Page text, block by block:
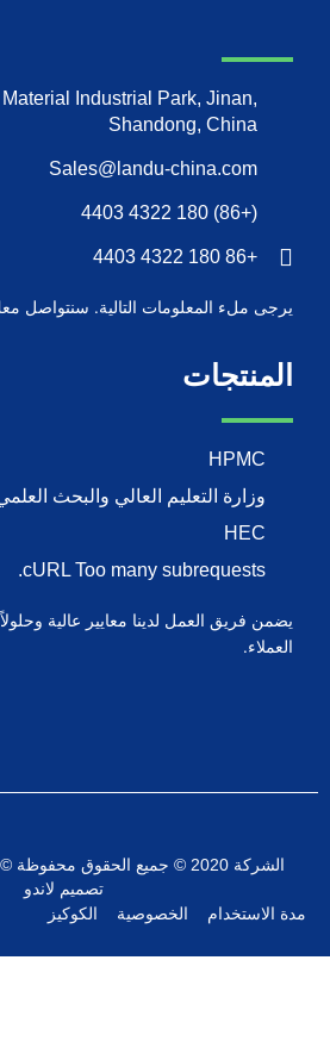
Industrial Park, Jinan,
Shandong, China
Sales@landu-china.com
(+86) 180 4322 4403
+86 180 4322 4403
يرجى ملء المعلومات التالية. سنتواصل
المنتجات
HPMC
وزارة التعليم العالي والبحث
HEC
cURL Too many subrequests.
يضمن فريق العمل لدينا معايير عالية
العملاء.
الشركة 2020 © جميع الحقوق
تصميم لاندو
مدة الاستخدام
الخصوصية الكوكيز